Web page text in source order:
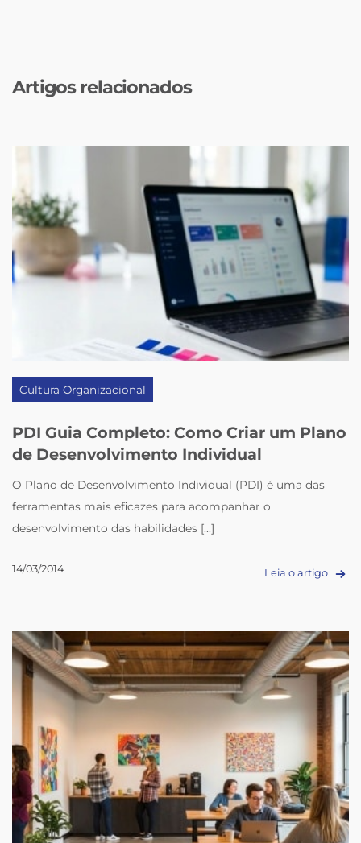
Artigos relacionados
Cultura Organizacional
PDI Guia Completo: Como Criar um Plano
de Desenvolvimento Individual
O Plano de Desenvolvimento Individual (PDI) é uma das
ferramentas mais eficazes para acompanhar o
desenvolvimento das habilidades [...]
14/03/2014 Leia o artigo